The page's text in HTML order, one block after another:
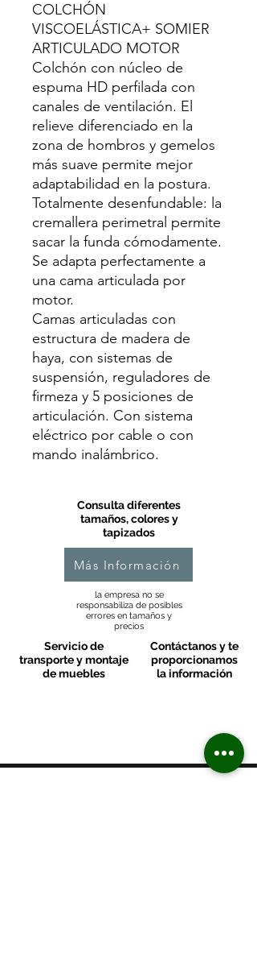
COLCHÓN
VISCOELÁSTICA+ SOMIER
ARTICULADO MOTOR
Colchón con núcleo de
espuma HD perfilada con
canales de ventilación. El
relieve diferenciado en la
zona de hombros y gemelos
más suave permite mejor
adaptabilidad en la postura.
Totalmente desenfundable: la
cremallera perimetral permite
sacar la funda cómodamente.
Se adapta perfectamente a
una cama articulada por
motor.
Camas articuladas con
estructura de madera de
haya, con sistemas de
suspensión, reguladores de
firmeza y 5 posiciones de
articulación. Con sistema
eléctrico por cable o con
mando inalámbrico.
Consulta diferentes
tamaños, colores y
tapizados
Más Información
la empresa no se
responsabiliza de posibles
errores en tamaños y
precios
Servicio de
transporte y montaje
de muebles
Contáctanos y te
proporcionamos
la información